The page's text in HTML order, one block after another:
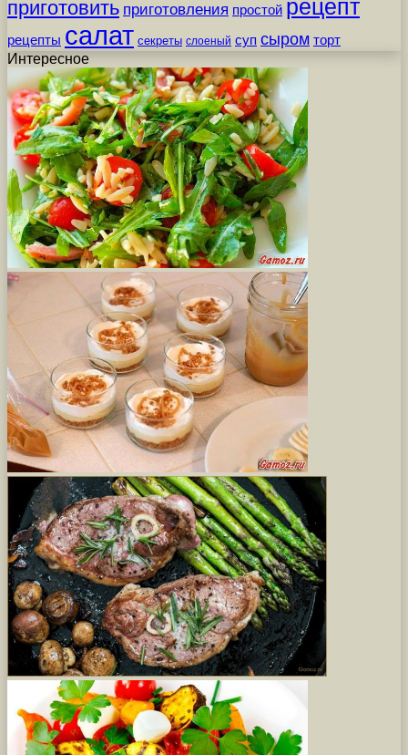
приготовить приготовления простой рецепт
рецепты салат секреты слоеный суп сыром торт
Интересное